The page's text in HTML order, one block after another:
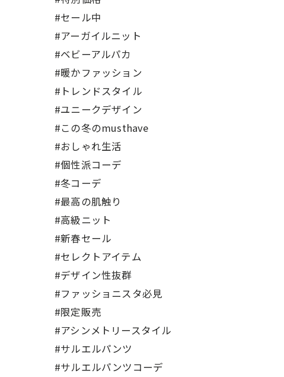
#セール中
#アーガイルニット
#ベビーアルパカ
#暖かファッション
#トレンドスタイル
#ユニークデザイン
#この冬のmusthave
#おしゃれ生活
#個性派コーデ
#冬コーデ
#最高の肌触り
#高級ニット
#新春セール
#セレクトアイテム
#デザイン性抜群
#ファッショニスタ必見
#限定販売
#アシンメトリースタイル
#サルエルパンツ
#サルエルパンツコーデ